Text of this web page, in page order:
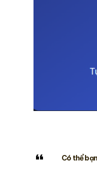
Có thể